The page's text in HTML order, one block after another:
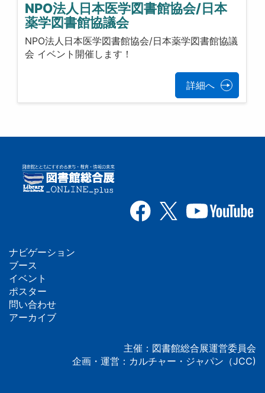
NPO法人日本医学図書館協会/日本
薬学図書館協議会
NPO法人日本医学図書館協会/日本薬学図書館協議
会 イベント開催します！
詳細へ
フ
ッ
タ
ナビゲーション
ブース
イベント
ポスター
問い合わせ
アーカイブ
主催：図書館総合展運営委員会
企画・運営：カルチャー・ジャパン（JCC)